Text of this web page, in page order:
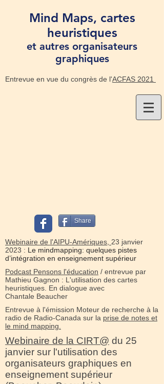
Mind Maps, cartes
heuristiques
et autres organisateurs
graphiques
Entrevue en vue du congrès de l'ACFAS 2021
Share
Webinaire de l'AIPU-Amériques, 23 janvier
2023 : Le mindmapping: quelques pistes
d’intégration en enseignement supérieur
Podcast Pensons l'éducation / entrevue par
Mathieu Gagnon : L'utilisation des cartes
heuristiques. En dialogue avec
Chantale Beaucher
Entrevue à l'émission Moteur de recherche à la
radio de Radio-Canada sur la prise de notes et
le mind mapping.
Webinaire de la CIRT@ du 25
janvier sur l'utilisation des
organisateurs graphiques en
enseignement supérieur